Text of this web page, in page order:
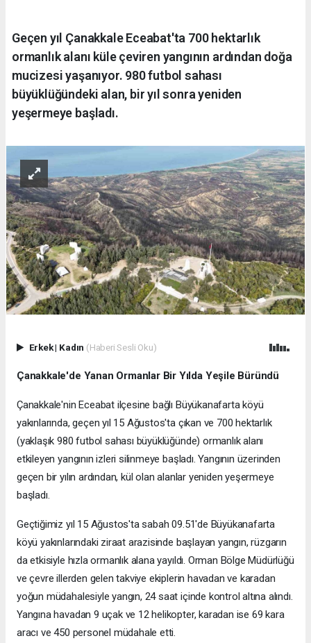
Geçen yıl Çanakkale Eceabat'ta 700 hektarlık
ormanlık alanı küle çeviren yangının ardından doğa
mucizesi yaşanıyor. 980 futbol sahası
büyüklüğündeki alan, bir yıl sonra yeniden
yeşermeye başladı.
Erkek| Kadın (Haberi Sesli Oku)
Çanakkale'de Yanan Ormanlar Bir Yılda Yeşile Büründü
Çanakkale'nin Eceabat ilçesine bağlı Büyükanafarta köyü
yakınlarında, geçen yıl 15 Ağustos'ta çıkan ve 700 hektarlık
(yaklaşık 980 futbol sahası büyüklüğünde) ormanlık alanı
etkileyen yangının izleri silinmeye başladı. Yangının üzerinden
geçen bir yılın ardından, kül olan alanlar yeniden yeşermeye
başladı.
Geçtiğimiz yıl 15 Ağustos'ta sabah 09.51'de Büyükanafarta
köyü yakınlarındaki ziraat arazisinde başlayan yangın, rüzgarın
da etkisiyle hızla ormanlık alana yayıldı. Orman Bölge Müdürlüğü
ve çevre illerden gelen takviye ekiplerin havadan ve karadan
yoğun müdahalesiyle yangın, 24 saat içinde kontrol altına alındı.
Yangına havadan 9 uçak ve 12 helikopter, karadan ise 69 kara
aracı ve 450 personel müdahale etti.